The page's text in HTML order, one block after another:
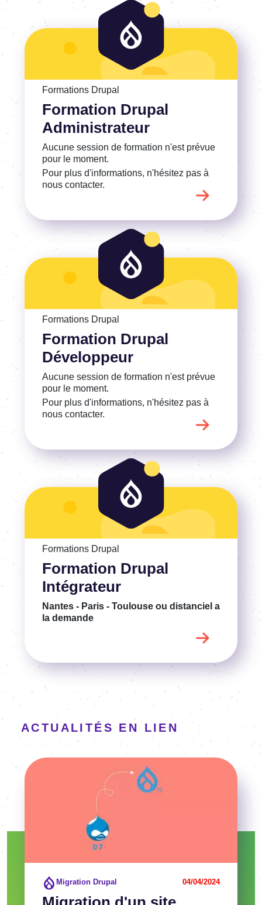
Formations Drupal
Formation Drupal
Administrateur
Aucune session de formation n'est prévue
pour le moment.
Pour plus d'informations, n'hésitez pas à
nous contacter.
Voir la Formation Drupal Administrateur
Formations Drupal
Formation Drupal
Développeur
Aucune session de formation n'est prévue
pour le moment.
Pour plus d'informations, n'hésitez pas à
nous contacter.
Voir la Formation Drupal Développeur
Formations Drupal
Formation Drupal
Intégrateur
Nantes - Paris - Toulouse ou distanciel a
la demande
Voir la Formation Drupal Intégrateur
ACTUALITÉS EN LIEN
Migration Drupal 04/04/2024
Voir l'article
Image